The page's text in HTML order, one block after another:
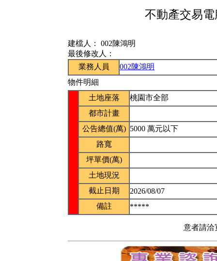
不動產交易
建檔人： 002陳鴻明
最後修改人：
業務人員
002陳鴻明
物件明細
土地座落
桃園市全部
都市計畫
公告總值(萬) 5000 萬元以下
路寬
坪單價(萬)
土地現況
截止日期
2026/08/07
備註
*****
意者請洽